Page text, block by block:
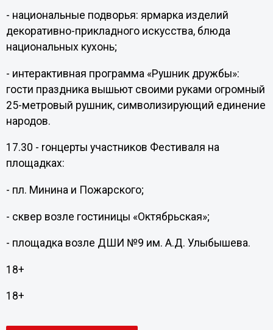
- национальные подворья: ярмарка изделий
декоративно-прикладного искусства, блюда
национальных кухонь;
- интерактивная программа «Рушник дружбы»:
гости праздника вышьют своими руками огромный
25-метровый рушник, символизирующий единение
народов.
17.30 - rонцерты участников Фестиваля на
площадках:
- пл. Минина и Пожарского;
- сквер возле гостиницы «Октябрьская»;
- площадка возле ДШИ №9 им. А.Д. Улыбышева.
18+
18+